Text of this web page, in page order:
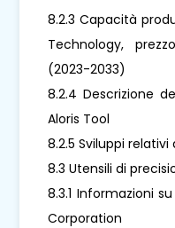
8.2.3 Capacità
Technology,
(2023-2033)
8.2.4 Descrizione
Aloris Tool
8.2.5 Sviluppi
8.3 Utensili di
8.3.1 Informazioni
Corporation